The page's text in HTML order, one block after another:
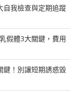
自我檢查與定期追蹤
假體3大關鍵，費用
鍵！別讓短期誘惑毀